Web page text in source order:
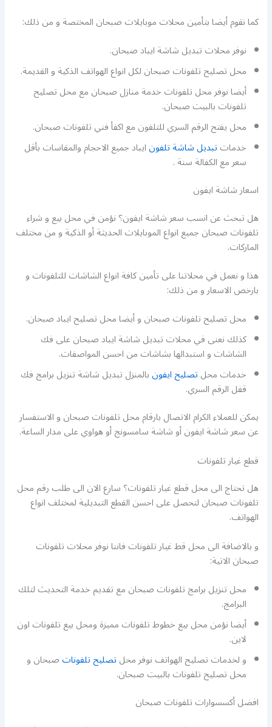
كما نقوم أيضا بتأمين محلات موبايلات صبحان المختصة و من ذلك:
نوفر محلات تبديل شاشة ايباد صبحان.
محل تصليح تلفونات صبحان لكل انواع الهواتف الذكية و القديمة.
أيضا نوفر محل تلفونات خدمة منازل صبحان مع محل تصليح
تلفونات بالبيت صبحان.
محل يفتح الرقم السري للتلفون مع اكفأ فني تلفونات صبحان.
خدماتتبديل شاشة تلفونايباد جميع الاحجام والمقاسات بأقل
سعر مع الكفالة سنة .
اسعار شاشة ايفون
هل تبحث عن انسب سعر شاشة ايفون؟ نؤمن في محل بيع و شراء
تلفونات صبحان جميع انواع الموبايلات الحديثة أو الذكية و من مختلف
الماركات.
هذا و نعمل في محلاتنا على تأمين كافة انواع الشاشات للتلفونات و
بارخص الاسعار و من ذلك:
محل تصليح تلفونات صبحان و أيضا محل تصليح ايباد صبحان.
كذلك نعنى في محلات تبديل شاشة ايباد صبحان على فك
الشاشات و استبدالها بشاشات من احسن المواصفات.
خدمات محلتصليح ايفونبالمنزل تبديل شاشة تنزيل برامج فك
قفل الرقم السري.
يمكن للعملاء الكرام الاتصال بارقام محل تلفونات صبحان و الاستفسار
عن سعر شاشة ايفون أو شاشة سامسونج أو هواوي على مدار الساعة.
قطع غيار تلفونات
هل تحتاج الى محل قطع غيار تلفونات؟ سارع الان الى طلب رقم محل
تلفونات صبحان لتحصل على احسن القطع التبديلية لمختلف انواع
الهواتف.
و بالاضافة الى محل قط غيار تلفونات فاننا نوفر محلات تلفونات
صبحان الاتية:
محل تنزيل برامج تلفونات صبحان مع تقديم خدمة التحديث لتلك
البرامج.
أيضا نؤمن محل بيع خطوط تلفونات مميزة ومحل بيع تلفونات اون
لاين.
و لخدمات تصليح الهواتف نوفر محلتصليح تلفوناتصبحان و
محل تصليح تلفونات بالبيت صبحان.
افضل أكسسوارات تلفونات صبحان